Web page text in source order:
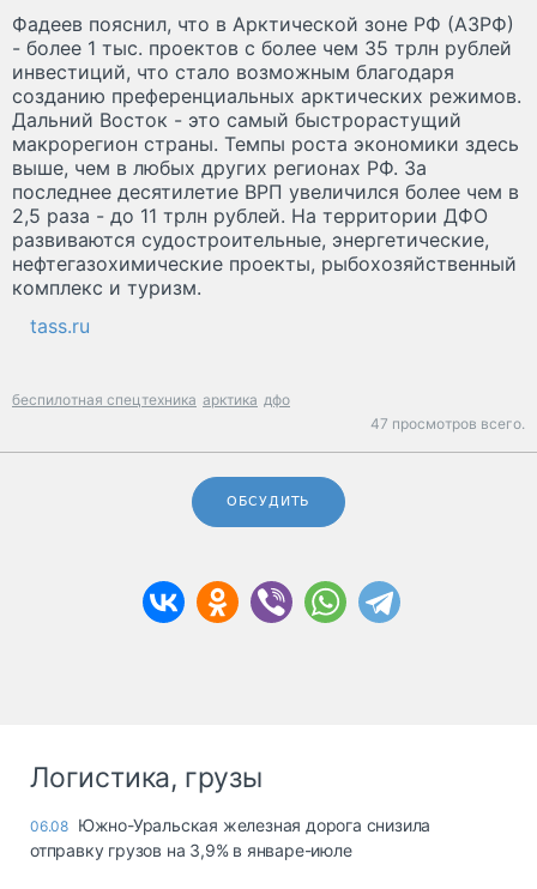
Фадеев пояснил, что в Арктической зоне РФ (АЗРФ)
- более 1 тыс. проектов с более чем 35 трлн рублей
инвестиций, что стало возможным благодаря
созданию преференциальных арктических режимов.
Дальний Восток - это самый быстрорастущий
макрорегион страны. Темпы роста экономики здесь
выше, чем в любых других регионах РФ. За
последнее десятилетие ВРП увеличился более чем в
2,5 раза - до 11 трлн рублей. На территории ДФО
развиваются судостроительные, энергетические,
нефтегазохимические проекты, рыбохозяйственный
комплекс и туризм.
tass.ru
беспилотная спецтехника арктика дфо
47 просмотров всего.
ОБСУДИТЬ
Логистика, грузы
06.08 Южно-Уральская железная дорога снизила
отправку грузов на 3,9% в январе-июле